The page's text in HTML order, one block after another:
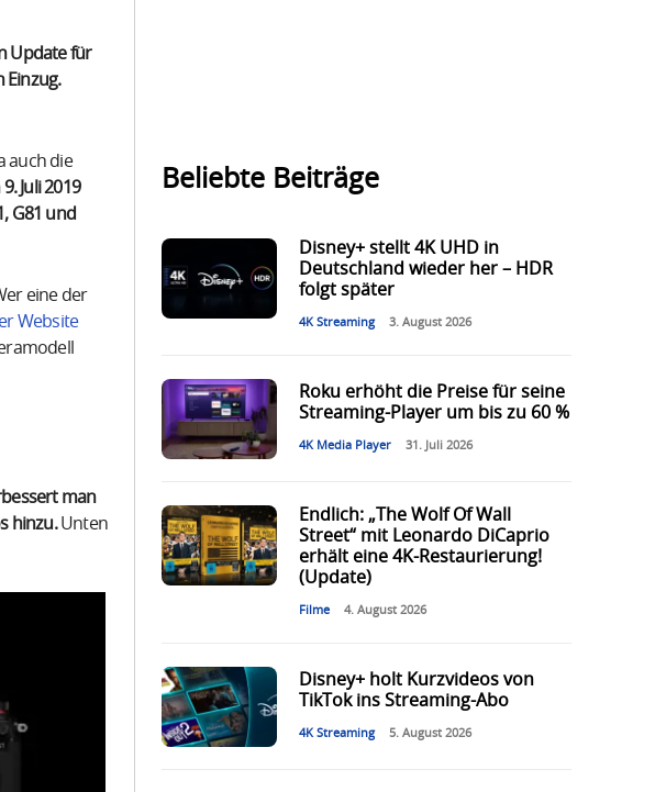
Update für
Einzug.
auch die
Juli 2019
G81 und
eine der
Website
man
hinzu.Unten
Beliebte Beiträge
Disney+ stellt 4K UHD in
Deutschland wieder her – HDR
folgt später
4K Streaming 3. August 2026
Roku erhöht die Preise für seine
Streaming-Player um bis zu 60 %
4K Media Player 31. Juli 2026
Endlich: „The Wolf Of Wall
Street“ mit Leonardo DiCaprio
erhält eine 4K-Restaurierung!
(Update)
Filme 4. August 2026
Disney+ holt Kurzvideos von
TikTok ins Streaming-Abo
4K Streaming 5. August 2026